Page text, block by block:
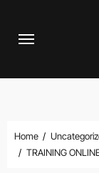
Home
TRAINING